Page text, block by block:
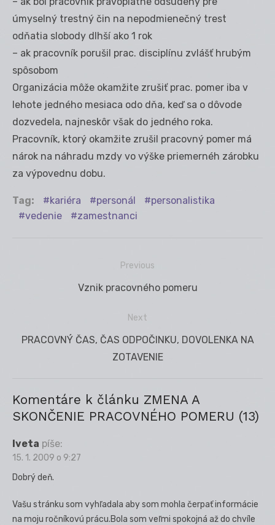
úmyselný trestný čin na nepodmienečný trest
odňatia slobody dlhší ako 1 rok
– ak pracovník porušil prac. disciplínu zvlášť hrubým
spôsobom
Organizácia môže okamžite zrušiť prac. pomer iba v
lehote jedného mesiaca odo dňa, keď sa o dôvode
dozvedela, najneskôr však do jedného roka.
Pracovník, ktorý okamžite zrušil pracovný pomer má
nárok na náhradu mzdy vo výške priemernéh zárobku
za výpovednu dobu.
Tag: kariéra personál
personalistika
vedenie
zamestnanci
Previous
Previous
Vznik pracovného pomeru
Next
Next
PRACOVNÝ ČAS, ČAS ODPOČINKU, DOVOLENKA NA
ZOTAVENIE
Komentáre k článku ZMENA A
SKONČENIE PRACOVNÉHO POMERU (13)
Iveta píše:
15. 1. 2009 o 9:27
Dobrý deň.
Vašu stránku som vyhľadala aby som mohla čerpať informácie
na moju ročníkovú prácu.Bola som veľmi spokojná až do chvíle